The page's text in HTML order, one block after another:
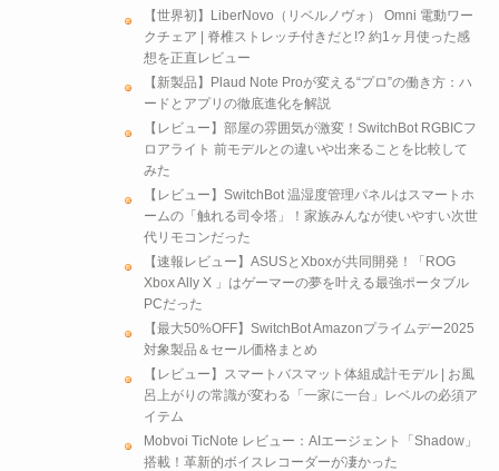
【世界初】LiberNovo（リベルノヴォ） Omni 電動ワー
クチェア | 脊椎ストレッチ付きだと!? 約1ヶ月使った感
想を正直レビュー
【新製品】Plaud Note Proが変える“プロ”の働き方：ハ
ードとアプリの徹底進化を解説
【レビュー】部屋の雰囲気が激変！SwitchBot RGBICフ
ロアライト 前モデルとの違いや出来ることを比較して
みた
【レビュー】SwitchBot 温湿度管理パネルはスマートホ
ームの「触れる司令塔」！家族みんなが使いやすい次世
代リモコンだった
【速報レビュー】ASUSとXboxが共同開発！「ROG
Xbox Ally X 」はゲーマーの夢を叶える最強ポータブル
PCだった
【最大50%OFF】SwitchBot Amazonプライムデー2025
対象製品＆セール価格まとめ
【レビュー】スマートバスマット体組成計モデル | お風
呂上がりの常識が変わる「一家に一台」レベルの必須ア
イテム
Mobvoi TicNote レビュー：AIエージェント「Shadow」
搭載！革新的ボイスレコーダーが凄かった